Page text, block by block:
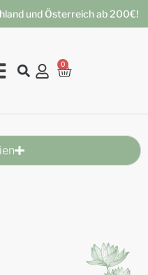
und Österreich ab 200€!
0